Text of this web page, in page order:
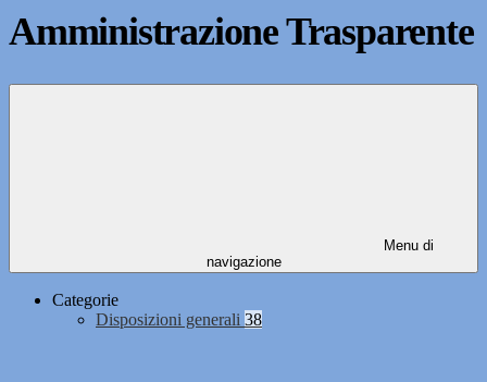
Amministrazione Trasparente
Menu di
navigazione
Categorie
Disposizioni generali 38